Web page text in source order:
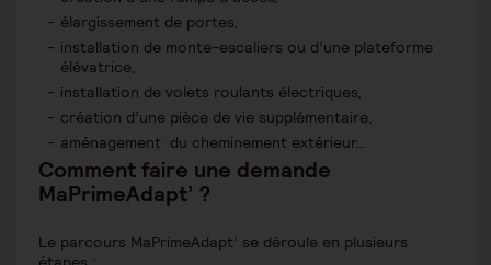
élargissement de portes,
installation de monte-escaliers ou d’une plateforme
élévatrice,
installation de volets roulants électriques,
création d’une pièce de vie supplémentaire,
aménagement du cheminement extérieur…
Comment faire une demande
MaPrimeAdapt’ ?
Le parcours MaPrimeAdapt’ se déroule en plusieurs